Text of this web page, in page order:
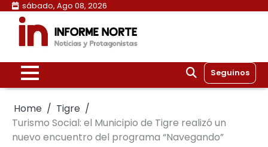
Skip
content
sábado, Ago 08, 2026
Seguinos
Home
Tigre
Turismo Social: el Municipio de Tigre realizó un
nuevo encuentro del programa “Navegando”